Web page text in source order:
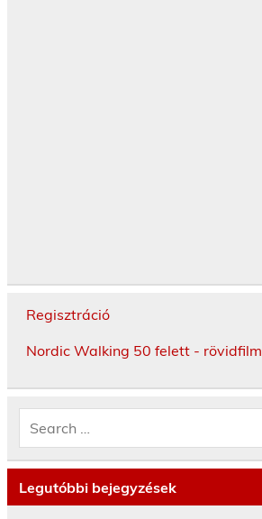
Regisztráció
Nordic Walking 50 felett - rövidfilm
Legutóbbi bejegyzések